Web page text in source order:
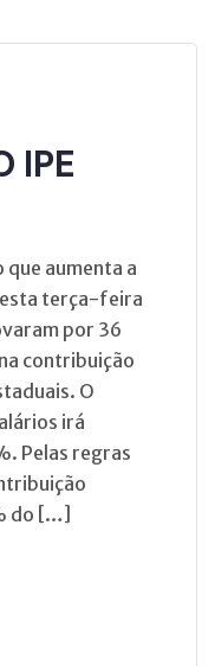
IPE
aumenta a
terça-feira
por 36
contribuição
O
irá
Pelas regras
do […]